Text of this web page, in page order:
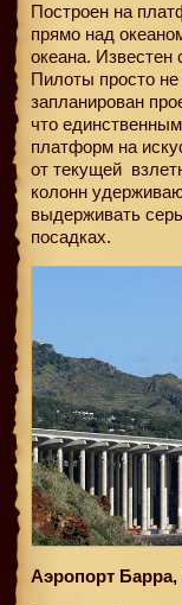
Построен на
прямо над
океана. Известен
Пилоты просто
запланирован
что
платформ на
от текущей
колонн
выдерживать
посадках.
Аэропорт